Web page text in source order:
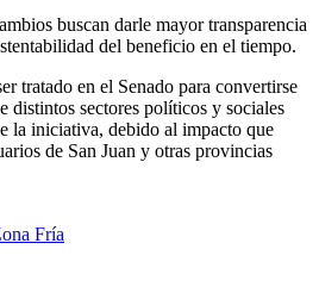
buscan darle mayor transparencia
del beneficio en el tiempo.
tratado en el Senado para convertirse
distintos sectores políticos y sociales
la iniciativa, debido al impacto que
de San Juan y otras provincias
Fría